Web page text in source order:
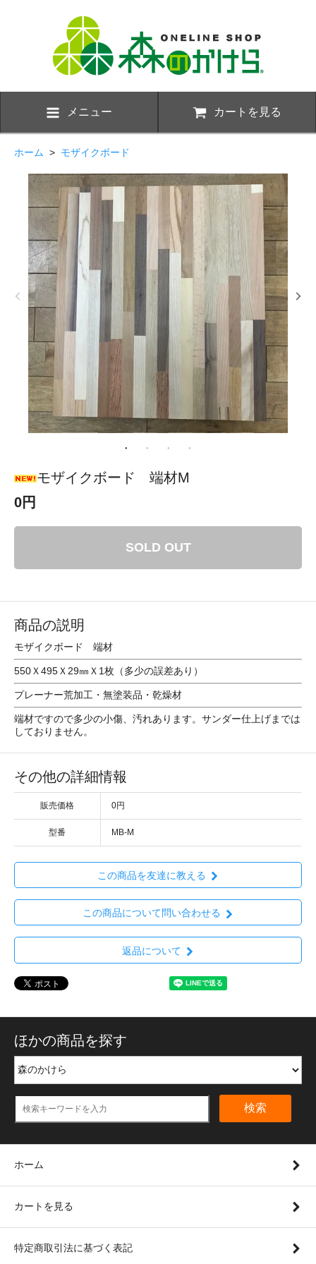
メニュー カートを見る
ホーム > モザイクボード
モザイクボード 端材M
0円
SOLD OUT
商品の説明
モザイクボード 端材
550Ｘ495Ｘ29㎜Ｘ1枚（多少の誤差あり）
プレーナー荒加工・無塗装品・乾燥材
端材ですので多少の小傷、汚れあります。サンダー仕上げまでは
しておりません。
その他の詳細情報
販売価格 0円
型番 MB-M
この商品を友達に教える
この商品について問い合わせる
返品について
ほかの商品を探す
検索
ホーム
カートを見る
特定商取引法に基づく表記